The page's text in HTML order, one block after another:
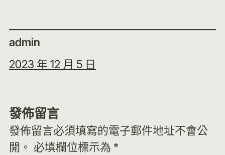
admin
2023 年 12 月 5 日
發佈留言
發佈留言必須填寫的電子郵件地址不會公
開。 必填欄位標示為 *